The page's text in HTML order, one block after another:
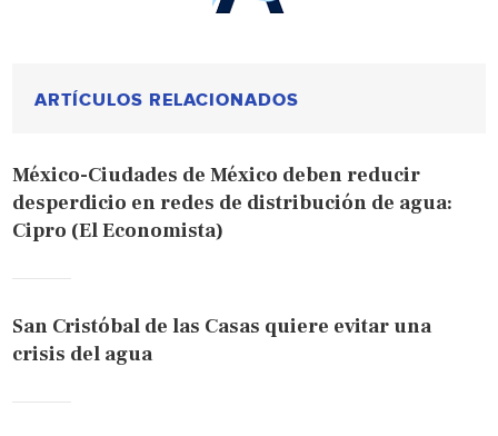
ARTÍCULOS RELACIONADOS
México-Ciudades de México deben reducir
desperdicio en redes de distribución de agua:
Cipro (El Economista)
San Cristóbal de las Casas quiere evitar una
crisis del agua